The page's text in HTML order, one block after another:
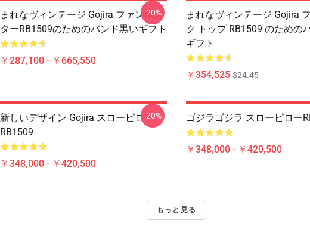
まれなヴィンテージ Gojira ファンポス
ターRB1509のためのバンド黒いギフト
￥287,100 - ￥665,550
-20%
まれなヴィンテージ Gojira
ク トップ RB1509 のための
ギフト
￥354,525 $24.45
新しいデザイン Gojira スローピロー
RB1509
￥348,000 - ￥420,500
-20% ゴジラゴジラ スローピロー
￥348,000 - ￥420,500
もっと見る